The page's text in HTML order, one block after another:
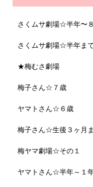
さくムサ劇場☆半年〜
さくムサ劇場☆半年ま
★梅むさ劇場
梅子さん☆７歳
ヤマトさん☆６歳
梅子さん☆生後３ヶ月
梅ヤマ劇場☆その１
ヤマトさん☆半年～１